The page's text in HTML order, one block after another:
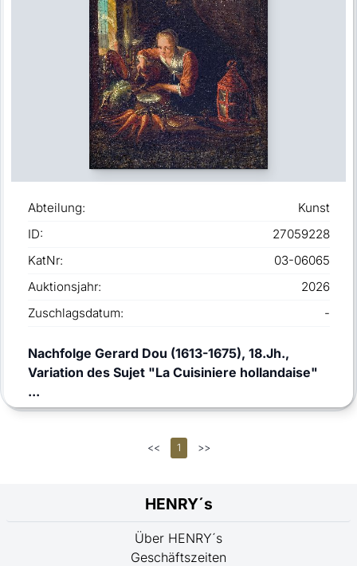
Abteilung:
Kunst
ID:
27059228
KatNr:
03-06065
Auktionsjahr:
2026
Zuschlagsdatum:
-
Nachfolge Gerard Dou (1613-1675), 18.Jh.,
Variation des Sujet "La Cuisiniere hollandaise"
...
<< 1 >>
HENRY´s
Über HENRY´s
Geschäftszeiten